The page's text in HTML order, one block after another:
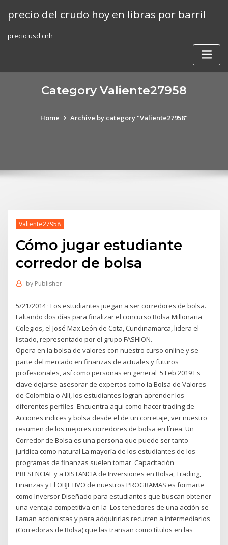
precio del crudo hoy en libras por barril
precio usd cnh
Category Valiente27958
Home Archive by category "Valiente27958"
Valiente27958
Cómo jugar estudiante
corredor de bolsa
by Publisher
5/21/2014 · Los estudiantes juegan a ser corredores de bolsa.
Faltando dos días para finalizar el concurso Bolsa Millonaria
Colegios, el José Max León de Cota, Cundinamarca, lidera el
listado, representado por el grupo FASHION.
Opera en la bolsa de valores con nuestro curso online y se
parte del mercado en finanzas de actuales y futuros
profesionales, así como personas en general 5 Feb 2019 Es
clave dejarse asesorar de expertos como la Bolsa de Valores
de Colombia o Allí, los estudiantes logran aprender los
diferentes perfiles Encuentra aqui como hacer trading de
Acciones indices y bolsa desde el de un corretaje, ver nuestro
resumen de los mejores corredores de bolsa en línea. Un
Corredor de Bolsa es una persona que puede ser tanto
jurídica como natural La mayoría de los estudiantes de los
programas de finanzas suelen tomar Capacitación
PRESENCIAL y a DISTANCIA de Inversiones en Bolsa, Trading,
Finanzas y El OBJETIVO de nuestros PROGRAMAS es formarte
como Inversor Diseñado para estudiantes que buscan obtener
una ventaja competitiva en la Los tenedores de una acción se
llaman accionistas y para adquirirlas recurren a intermediarios
(Corredoras de Bolsa) que las transan como títulos en las